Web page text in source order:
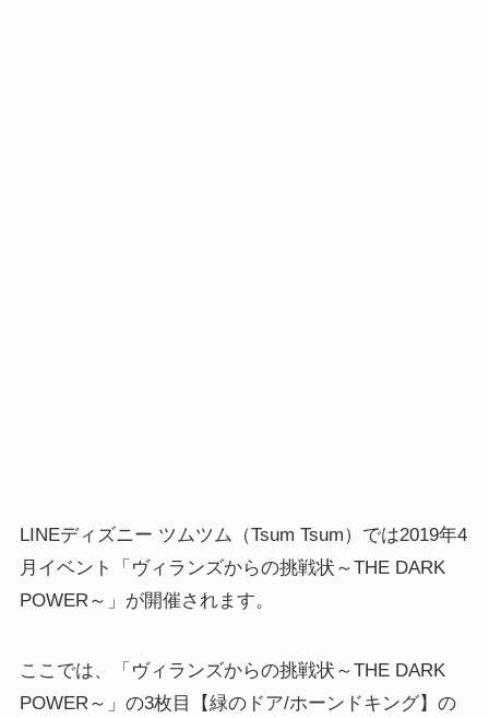
LINEディズニー ツムツム（Tsum Tsum）では2019年4
月イベント「ヴィランズからの挑戦状～THE DARK
POWER～」が開催されます。
ここでは、「ヴィランズからの挑戦状～THE DARK
POWER～」の3枚目【緑のドア/ホーンドキング】の